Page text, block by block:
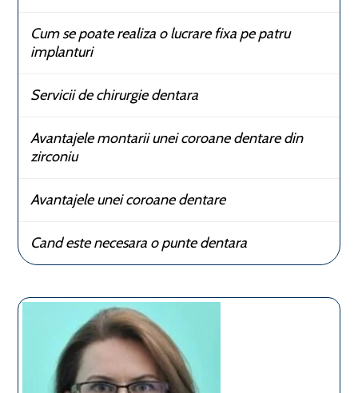
Cum se poate realiza o lucrare fixa pe patru
implanturi
Servicii de chirurgie dentara
Avantajele montarii unei coroane dentare din
zirconiu
Avantajele unei coroane dentare
Cand este necesara o punte dentara